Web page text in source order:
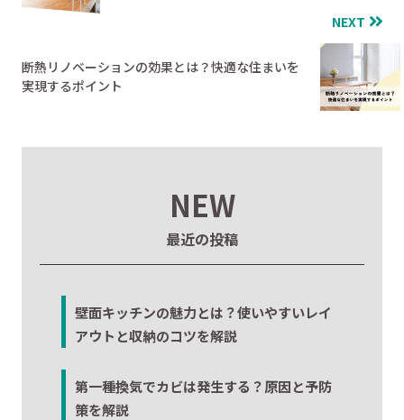
NEXT
断熱リノベーションの効果とは？快適な住まいを
実現するポイント
NEW
最近の投稿
壁面キッチンの魅力とは？使いやすいレイ
アウトと収納のコツを解説
第一種換気でカビは発生する？原因と予防
策を解説